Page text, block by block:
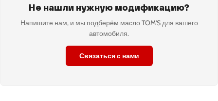
Не нашли нужную модификацию?
Напишите нам, и мы подберём масло TOM'S для вашего
автомобиля.
Связаться с нами